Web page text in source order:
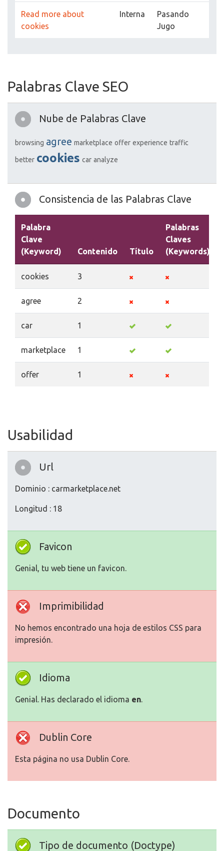
Read more about
cookies
Interna
Pasando
Jugo
Palabras Clave SEO
Nube de Palabras Clave
browsing agree marketplace offer experience traffic
better cookies car analyze
Consistencia de las Palabras Clave
Palabra
Clave
(Keyword)
Contenido Título
Palabras
Claves
(Keywords)
cookies 3
agree 2
car 1
marketplace 1
offer 1
Usabilidad
Url
Dominio : carmarketplace.net
Longitud : 18
Favicon
Genial, tu web tiene un favicon.
Imprimibilidad
No hemos encontrado una hoja de estilos CSS para
impresión.
Idioma
Genial. Has declarado el idioma en.
Dublin Core
Esta página no usa Dublin Core.
Documento
Tipo de documento (Doctype)